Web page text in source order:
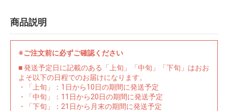
商品説明
※ご注文前に必ずご確認ください
■ 発送予定日に記載のある「上旬」「中旬」「下旬」はおお
よそ以下の日程でのお届けになります。
・「上旬」：1日から10日の期間に発送予定
・「中旬」：11日から20日の期間に発送予定
・「下旬」：21日から月末の期間に発送予定
イラストレ
ーター
アダルトグ
ッズ